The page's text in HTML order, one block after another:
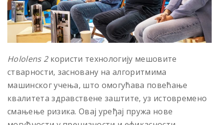
Hololens 2користи технологију мешовите
стварности, засновану на алгоритмима
машинског учења, што омогућава повећање
квалитета здравствене заштите, уз истовремено
смањење ризика. Овај уређај пружа нове